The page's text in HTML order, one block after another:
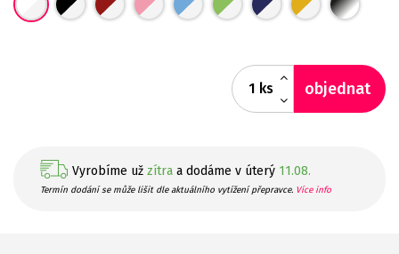
ks objednat
Vyrobíme už zítra a dodáme v úterý 11.08.
Termín dodání se může lišit dle aktuálního vytížení přepravce. Více info